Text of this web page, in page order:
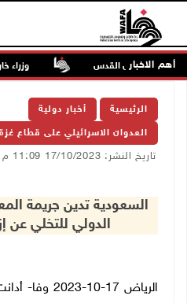
أهم الاخبار
في جبع شمال القدس وزراء خارجية 8 دول عربية وإسلامية يدينون الانتهاكات الإسرائيلية
الرئيسية أخبار دولية
العدوان الاسرائيلي على قطاع غزة
تاريخ النشر: 17/10/2023 11:09 م
السعودية تدين جريمة
الدولي للتخلي عن
الرياض 17-10-